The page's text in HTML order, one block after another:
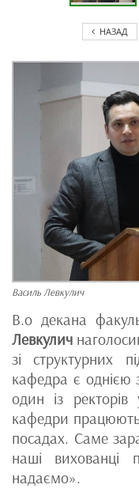
НАЗАД
Василь Левкулич
В.о декана
Левкулич
зі структурних
кафедра є однією
один із ректорів
кафедри
посадах. Саме
наші вихованці
надаємо».